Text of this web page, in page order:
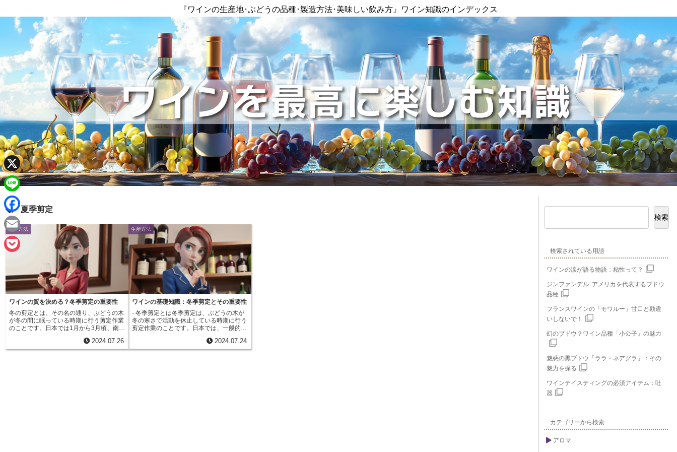
『ワインの生産地･ぶどうの品種･製造方法･美味しい飲み方』ワイン知識のインデックス
夏季剪定
生産方法
ワインの質を決める？冬季剪定の重要性
冬の剪定とは、その名の通り、ぶどうの木
が冬の間に眠っている時期に行う剪定作業
のことです。日本では1月から3月頃、南半
あたります。この時期、ぶどうの木はまる
で冬眠している動物のように、静かに春の
2024.07.26
生産方法
ワインの基礎知識：冬季剪定とその重要性
- 冬季剪定とは冬季剪定は、ぶどうの木が
冬の寒さで活動を休止している時期に行う
剪定作業のことです。日本では、一般的に
わせて実施されます。この時期は、ぶどう
の木の活動が鈍くなっているため、剪定の
2024.07.24
検索
検索されている用語
ワインの涙が語る物語：粘性って？
ジンファンデル: アメリカを代表するブドウ
品種
フランスワインの「モワルー」甘口と勘違
いしないで！
幻のブドウ？ワイン品種「小公子」の魅力
魅惑の黒ブドウ「ララ・ネアグラ」：その
魅力を探る
ワインテイスティングの必須アイテム：吐
器
カテゴリーから検索
アロマ
X
L
n
e
F
a
c
b
E
i
o
c